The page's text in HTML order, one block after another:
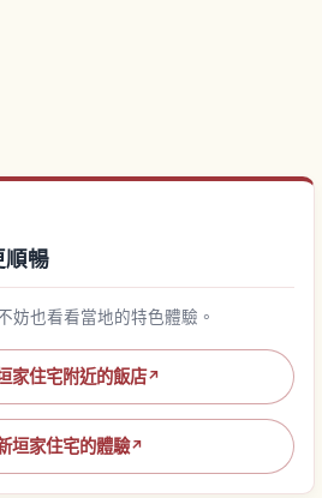
順暢
妨也看看當地的特色體驗。
家住宅附近的飯店↗
垣家住宅的體驗↗